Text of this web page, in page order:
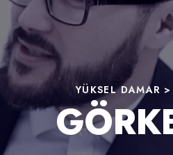
YÜKSEL DAMAR >